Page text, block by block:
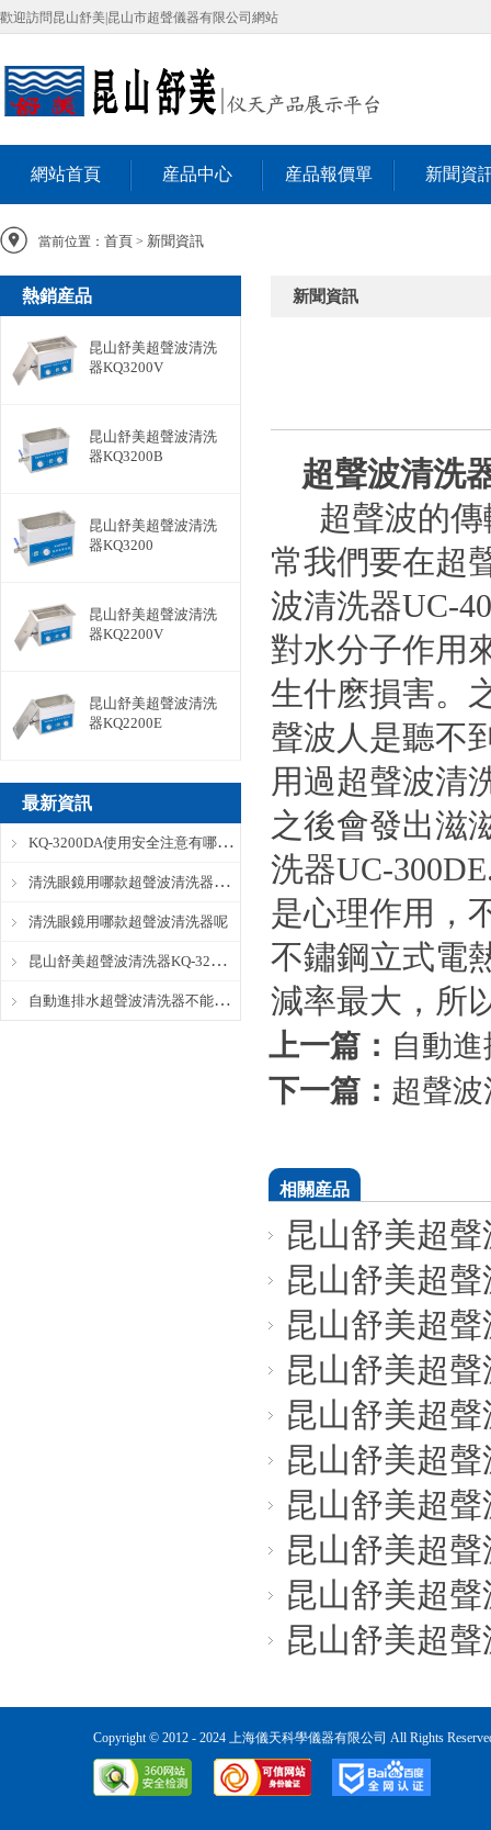
歡迎訪問昆山舒美|昆山市超聲儀器有限公司網站
網站首頁 産品中心 産品報價單 新聞資
當前位置： 首頁 > 新聞資訊
熱銷産品
昆山舒美超聲波清洗
器KQ3200V
昆山舒美超聲波清洗
器KQ3200B
昆山舒美超聲波清洗
器KQ3200
昆山舒美超聲波清洗
器KQ2200V
昆山舒美超聲波清洗
器KQ2200E
最新資訊
KQ-3200DA使用安全注意有哪些？
清洗眼鏡用哪款超聲波清洗器呢？
清洗眼鏡用哪款超聲波清洗器呢
昆山舒美超聲波清洗器KQ-3200DA完整參數
自動進排水超聲波清洗器不能自動進水怎麽辦？
新聞資訊
超聲波清洗
超聲波的
常我們要在超
波清洗器UC-
對水分子作用
生什麽損害。
聲波人是聽不
用過超聲波清
之後會發出滋
洗器UC-
是心理作用，
不鏽鋼立式電
減率最大，所
上一篇： 自動
下一篇： 超聲
相關産品
昆山舒美超
昆山舒美超
昆山舒美超
昆山舒美超
昆山舒美超
昆山舒美超
昆山舒美超
昆山舒美超
昆山舒美超
昆山舒美超
Copyright © 2012 - 2024 上海儀天科學儀器有限公司 All Rights